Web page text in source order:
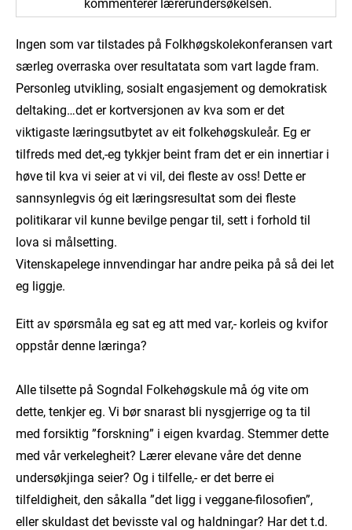
Ingen som var tilstades på Folkhøgskolekonferansen vart
særleg overraska over resultatata som vart lagde fram.
Personleg utvikling, sosialt engasjement og demokratisk
deltaking…det er kortversjonen av kva som er det
viktigaste læringsutbytet av eit folkehøgskuleår. Eg er
tilfreds med det,-eg tykkjer beint fram det er ein innertiar i
høve til kva vi seier at vi vil, dei fleste av oss! Dette er
sannsynlegvis óg eit læringsresultat som dei fleste
politikarar vil kunne bevilge pengar til, sett i forhold til
lova si målsetting.
Vitenskapelege innvendingar har andre peika på så dei let
eg liggje.
Eitt av spørsmåla eg sat eg att med var,- korleis og kvifor
oppstår denne læringa?
Alle tilsette på Sogndal Folkehøgskule må óg vite om
dette, tenkjer eg. Vi bør snarast bli nysgjerrige og ta til
med forsiktig ”forskning” i eigen kvardag. Stemmer dette
med vår verkelegheit? Lærer elevane våre det denne
undersøkjinga seier? Og i tilfelle,- er det berre ei
tilfeldigheit, den såkalla ”det ligg i veggane-filosofien”,
eller skuldast det bevisste val og haldningar? Har det t.d.